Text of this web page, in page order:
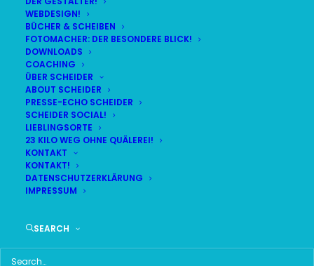
WEBDESIGN!
BÜCHER & SCHEIBEN
FOTOMACHER: DER BESONDERE BLICK!
DOWNLOADS
COACHING
ÜBER SCHEIDER
ABOUT SCHEIDER
PRESSE-ECHO SCHEIDER
SCHEIDER SOCIAL!
LIEBLINGSORTE
23 KILO WEG OHNE QUÄLEREI!
KONTAKT
KONTAKT!
DATENSCHUTZERKLÄRUNG
IMPRESSUM
SEARCH
DEMNÄCHST:
FR
07
AUG
BR24 | 18.30 UHR
BR MÜNCHEN FREIMANN
HAUPTMENÜ
SCHEIDER STARTSEITE
UKRAINE WAR DAY-COUNTER